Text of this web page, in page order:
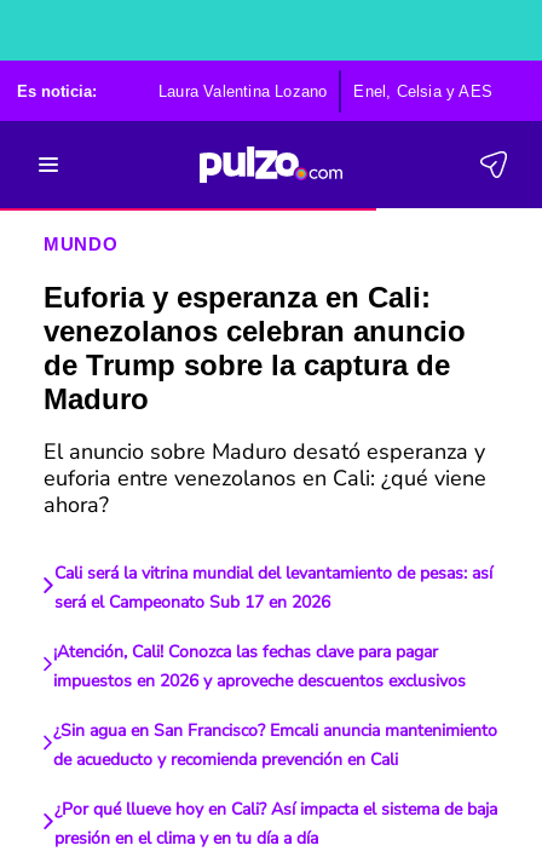
Es noticia: Laura Valentina Lozano Enel, Celsia y AES
MUNDO
Euforia y esperanza en Cali:
venezolanos celebran anuncio
de Trump sobre la captura de
Maduro
El anuncio sobre Maduro desató esperanza y
euforia entre venezolanos en Cali: ¿qué viene
ahora?
Cali será la vitrina mundial del levantamiento de pesas: así
será el Campeonato Sub 17 en 2026
¡Atención, Cali! Conozca las fechas clave para pagar
impuestos en 2026 y aproveche descuentos exclusivos
¿Sin agua en San Francisco? Emcali anuncia mantenimiento
de acueducto y recomienda prevención en Cali
¿Por qué llueve hoy en Cali? Así impacta el sistema de baja
presión en el clima y en tu día a día